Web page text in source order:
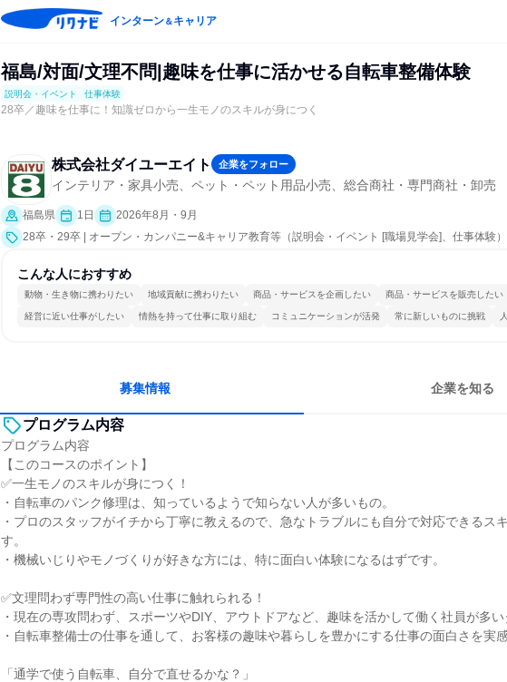
インターン＆キャリア
福島/対面/文理不問|趣味を仕事に活かせる自転車整備体験
説明会・イベント 仕事体験
28卒／趣味を仕事に！知識ゼロから一生モノのスキルが身につく
株式会社ダイユーエイト 企業をフォロー
インテリア・家具小売、ペット・ペット用品小売、総合商社・専門商社・卸売
福島県 1日
2026年8月・9月
28卒・29卒 | オープン・カンパニー&キャリア教育等（説明会・イベント [職場見学会]、仕事体験）
こんな人におすすめ
動物・生き物に携わりたい 地域貢献に携わりたい 商品・サービスを企画したい 商品・サービスを販売したい
経営に近い仕事がしたい 情熱を持って仕事に取り組む コミュニケーションが活発 常に新しいものに挑戦
募集情報 企業を知る
プログラム内容
プログラム内容
【このコースのポイント】
✅一生モノのスキルが身につく！
・自転車のパンク修理は、知っているようで知らない人が多いもの。
・プロのスタッフがイチから丁寧に教えるので、急なトラブルにも自分で対応できるス
す。
・機械いじりやモノづくりが好きな方には、特に面白い体験になるはずです。
✅文理問わず専門性の高い仕事に触れられる！
・現在の専攻問わず、スポーツやDIY、アウトドアなど、趣味を活かして働く社員が多い
・自転車整備士の仕事を通して、お客様の趣味や暮らしを豊かにする仕事の面白さを実感
「通学で使う自転車、自分で直せるかな？」